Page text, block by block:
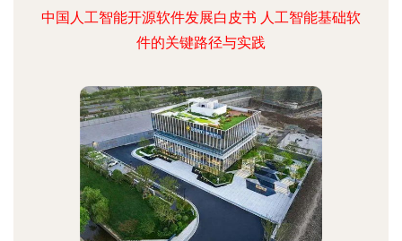
中国人工智能开源软件发展白皮书 人工智能基础软
件的关键路径与实践